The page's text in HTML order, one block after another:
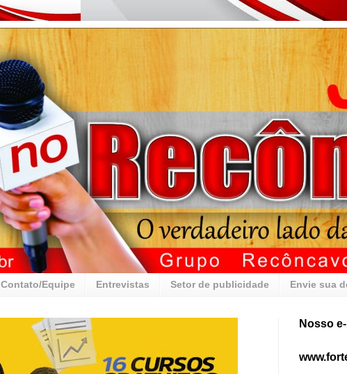
Contato/Equipe Entrevistas Setor de publicidade Envie sua
Nosso